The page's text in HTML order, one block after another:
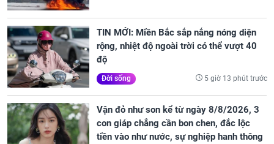
TIN MỚI: Miền Bắc sắp nắng nóng diện
rộng, nhiệt độ ngoài trời có thể vượt 40
độ
Đời sống 5 giờ 13 phút trước
Vận đỏ như son kể từ ngày 8/8/2026, 3
con giáp chẳng cần bon chen, đắc lộc
tiền vào như nước, sự nghiệp hanh thông